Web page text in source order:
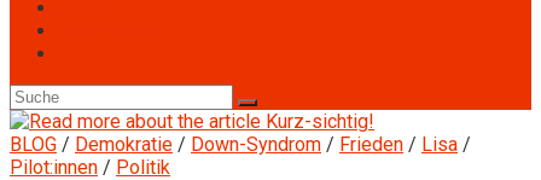
BLOG / Demokratie / Down-Syndrom / Frieden / Lisa /
Pilot:innen / Politik